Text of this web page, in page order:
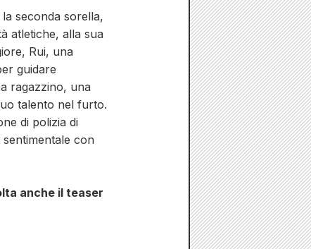
seconda sorella,
atletiche, alla sua
Rui, una
guidare
ragazzino, una
talento nel furto.
di polizia di
con
anche il teaser